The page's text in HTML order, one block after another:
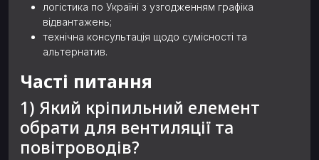
логістика по Україні з узгодженням графіка
відвантажень;
технічна консультація щодо сумісності та
альтернатив.
Часті питання
1) Який кріпильний елемент
обрати для вентиляції та
повітроводів?